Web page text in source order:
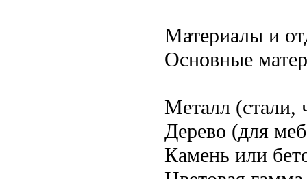
Материалы и
Основные
Металл (стали,
Дерево (для
Камень или